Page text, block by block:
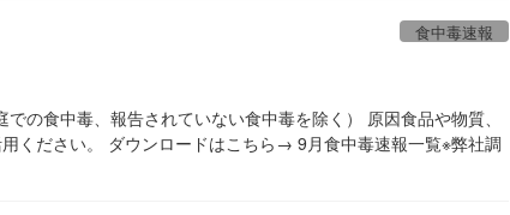
食中毒速報
の食中毒、報告されていない食中毒を除く） 原因食品や物質、
ください。 ダウンロードはこちら→ 9月食中毒速報一覧※弊社調